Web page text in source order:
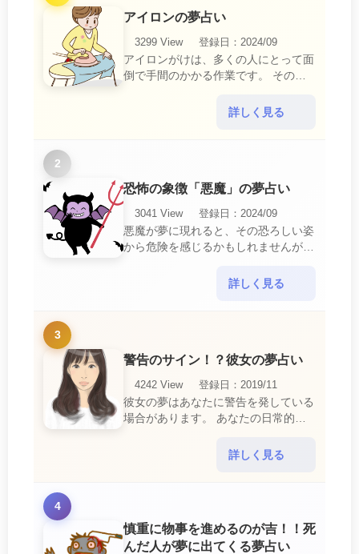
アイロンの夢占い
3299 View
登録日：2024/09
アイロンがけは、多くの人にとって面
倒で手間のかかる作業です。 そのた
中で感じるわずらわしさやストレスか
詳しく見る
2
恐怖の象徴「悪魔」の夢占い
3041 View
登録日：2024/09
悪魔が夢に現れると、その恐ろしい姿
から危険を感じるかもしれませんが、
詳しく見る
3
警告のサイン！？彼女の夢占い
4242 View
登録日：2019/11
彼女の夢はあなたに警告を発している
場合があります。 あなたの日常的な
詳しく見る
4
慎重に物事を進めるのが吉！！死
んだ人が夢に出てくる夢占い